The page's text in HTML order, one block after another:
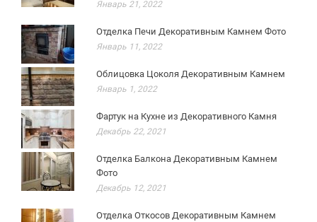
Январь 21, 2022
Отделка Печи Декоративным Камнем Фото
Январь 11, 2022
Облицовка Цоколя Декоративным Камнем
Январь 1, 2022
Фартук на Кухне из Декоративного Камня
Декабрь 22, 2021
Отделка Балкона Декоративным Камнем
Фото
Декабрь 12, 2021
Отделка Откосов Декоративным Камнем